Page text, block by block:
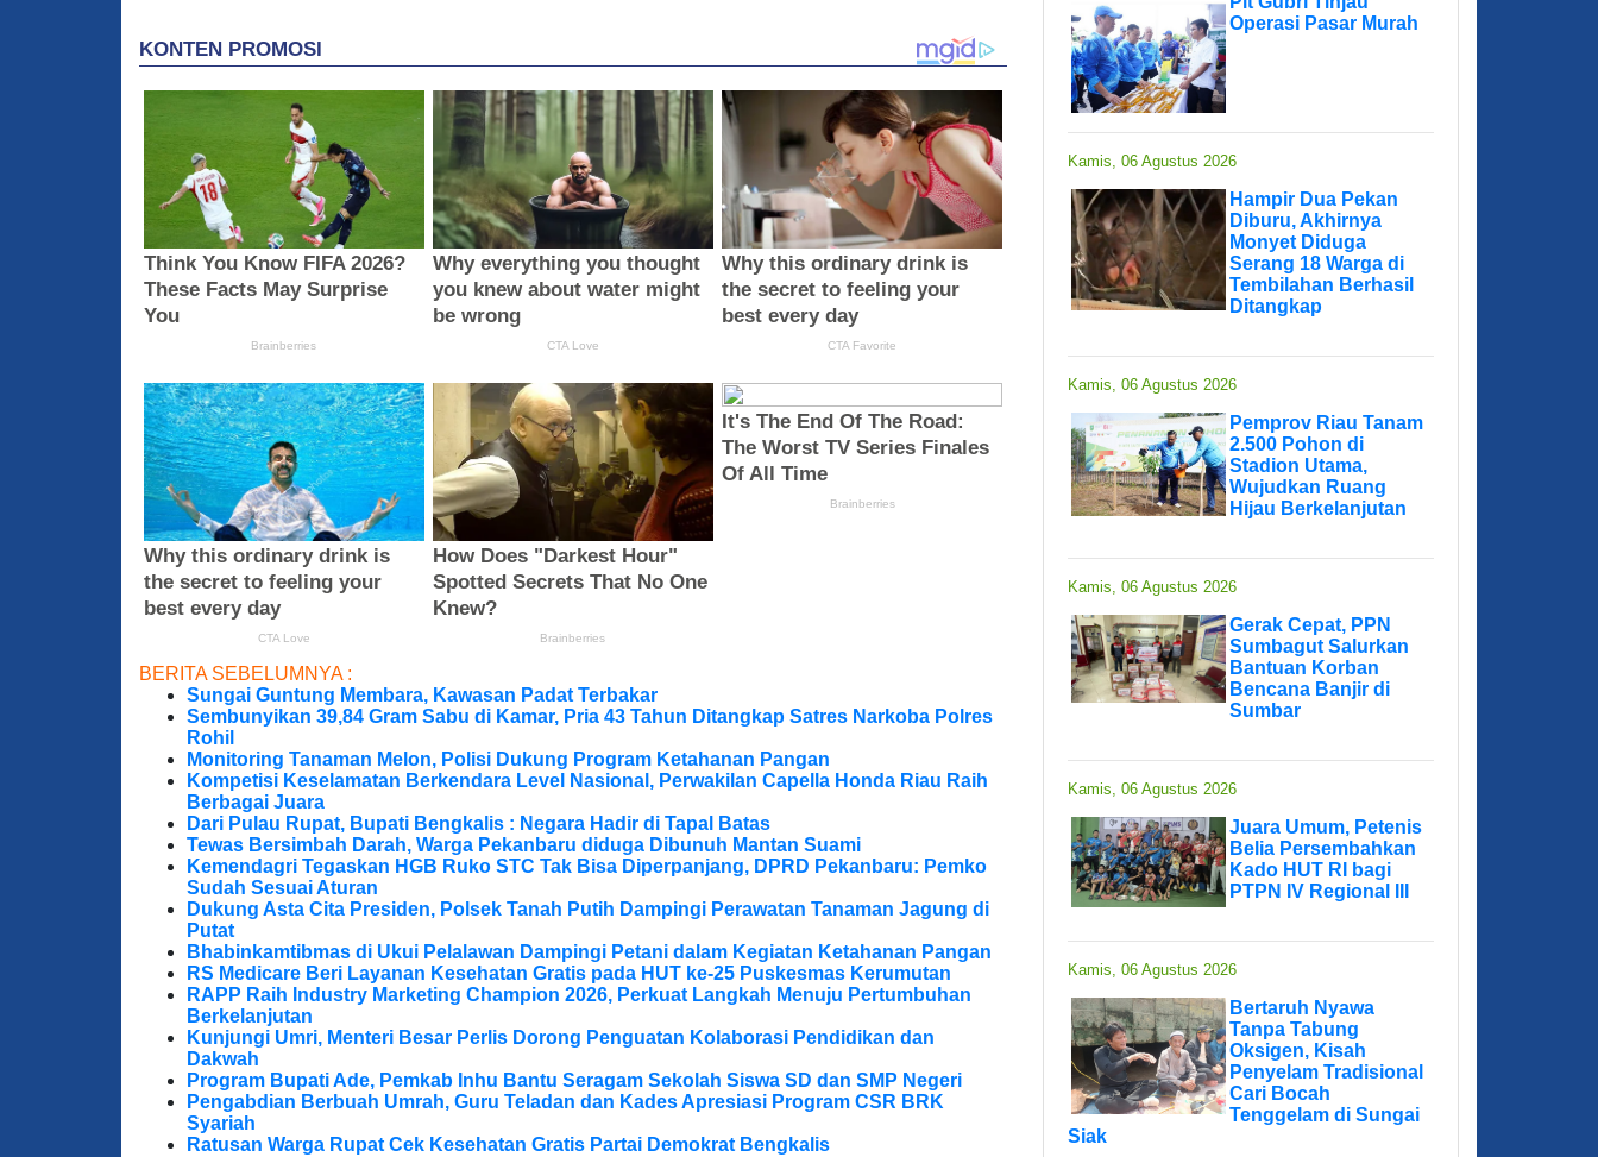
BERITA SEBELUMNYA :
Sungai Guntung Membara, Kawasan Padat Terbakar
Sembunyikan 39,84 Gram Sabu di Kamar, Pria 43 Tahun Ditangkap Satres Narkoba Polres
Rohil
Monitoring Tanaman Melon, Polisi Dukung Program Ketahanan Pangan
Kompetisi Keselamatan Berkendara Level Nasional, Perwakilan Capella Honda Riau Raih
Berbagai Juara
Dari Pulau Rupat, Bupati Bengkalis : Negara Hadir di Tapal Batas
Tewas Bersimbah Darah, Warga Pekanbaru diduga Dibunuh Mantan Suami
Kemendagri Tegaskan HGB Ruko STC Tak Bisa Diperpanjang, DPRD Pekanbaru: Pemko
Sudah Sesuai Aturan
Dukung Asta Cita Presiden, Polsek Tanah Putih Dampingi Perawatan Tanaman Jagung di
Putat
Bhabinkamtibmas di Ukui Pelalawan Dampingi Petani dalam Kegiatan Ketahanan Pangan
RS Medicare Beri Layanan Kesehatan Gratis pada HUT ke-25 Puskesmas Kerumutan
RAPP Raih Industry Marketing Champion 2026, Perkuat Langkah Menuju Pertumbuhan
Berkelanjutan
Kunjungi Umri, Menteri Besar Perlis Dorong Penguatan Kolaborasi Pendidikan dan
Dakwah
Program Bupati Ade, Pemkab Inhu Bantu Seragam Sekolah Siswa SD dan SMP Negeri
Pengabdian Berbuah Umrah, Guru Teladan dan Kades Apresiasi Program CSR BRK
Syariah
Ratusan Warga Rupat Cek Kesehatan Gratis Partai Demokrat Bengkalis
Operasi Pasar Murah
Kamis, 06 Agustus 2026
Hampir Dua Pekan
Diburu, Akhirnya
Monyet Diduga
Serang 18 Warga di
Tembilahan Berhasil
Ditangkap
Kamis, 06 Agustus 2026
Pemprov Riau Tanam
2.500 Pohon di
Stadion Utama,
Wujudkan Ruang
Hijau Berkelanjutan
Kamis, 06 Agustus 2026
Gerak Cepat, PPN
Sumbagut Salurkan
Bantuan Korban
Bencana Banjir di
Sumbar
Kamis, 06 Agustus 2026
Juara Umum, Petenis
Belia Persembahkan
Kado HUT RI bagi
PTPN IV Regional III
Kamis, 06 Agustus 2026
Bertaruh Nyawa
Tanpa Tabung
Oksigen, Kisah
Penyelam Tradisional
Cari Bocah
Tenggelam di Sungai
Siak